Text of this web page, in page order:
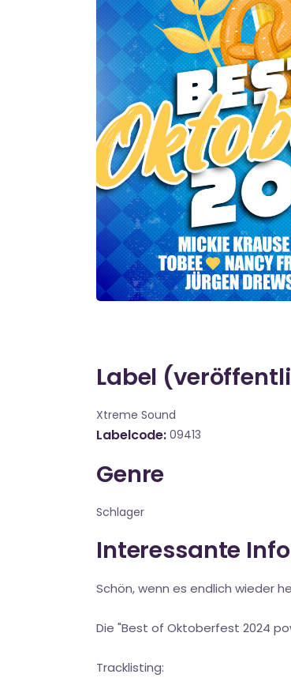
Label
Xtreme Sound
Labelcode 09413
Genre
Schlager
Interessante
Schön, wenn es endlich wieder
Die "Best of Oktoberfest 2024
Tracklisting: